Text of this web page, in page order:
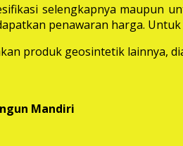
selengkapnya maupun
penawaran harga.
produk geosintetik lainnya,
Mandiri